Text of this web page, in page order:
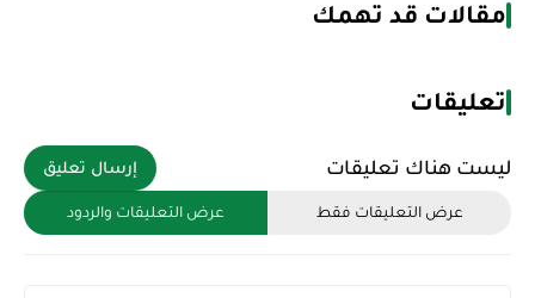
مقالات قد تهمك
تعليقات
ليست هناك تعليقات إرسال تعليق
عرض التعليقات فقط عرض التعليقات والردود